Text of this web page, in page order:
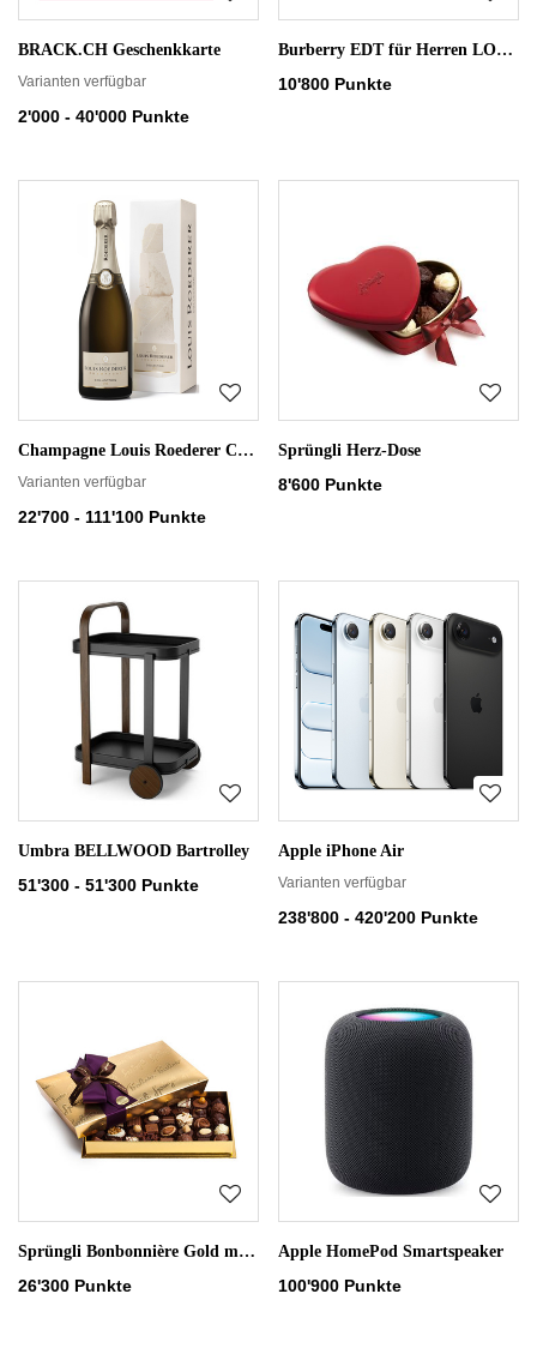
BRACK.CH Geschenkkarte
Varianten verfügbar
2'000 - 40'000 Punkte
Burberry EDT für Herren LONDON 50ml
10'800 Punkte
Champagne Louis Roederer Collection 246
Varianten verfügbar
22'700 - 111'100 Punkte
Sprüngli Herz-Dose
8'600 Punkte
Umbra BELLWOOD Bartrolley
51'300 - 51'300 Punkte
Apple iPhone Air
Varianten verfügbar
238'800 - 420'200 Punkte
Sprüngli Bonbonnière Gold mit 40 Truffes und Pralinés
26'300 Punkte
Apple HomePod Smartspeaker
100'900 Punkte